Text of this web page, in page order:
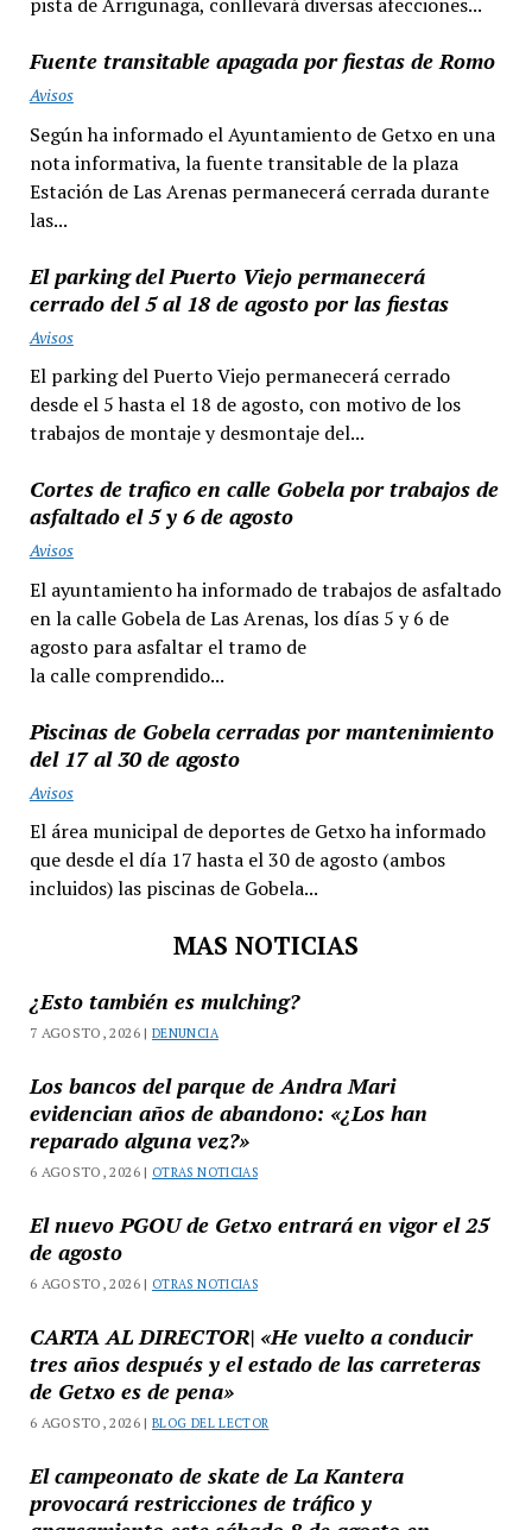
Fuente transitable apagada por fiestas de Romo
Avisos
Según ha informado el Ayuntamiento de Getxo en una
nota informativa, la fuente transitable de la plaza
Estación de Las Arenas permanecerá cerrada durante
las...
El parking del Puerto Viejo permanecerá
cerrado del 5 al 18 de agosto por las fiestas
Avisos
El parking del Puerto Viejo permanecerá cerrado
desde el 5 hasta el 18 de agosto, con motivo de los
trabajos de montaje y desmontaje del...
Cortes de trafico en calle Gobela por trabajos de
asfaltado el 5 y 6 de agosto
Avisos
El ayuntamiento ha informado de trabajos de asfaltado
en la calle Gobela de Las Arenas, los días 5 y 6 de
agosto para asfaltar el tramo de
la calle comprendido...
Piscinas de Gobela cerradas por mantenimiento
del 17 al 30 de agosto
Avisos
El área municipal de deportes de Getxo ha informado
que desde el día 17 hasta el 30 de agosto (ambos
incluidos) las piscinas de Gobela...
MAS NOTICIAS
¿Esto también es mulching?
7 AGOSTO, 2026 |DENUNCIA
Los bancos del parque de Andra Mari
evidencian años de abandono: «¿Los han
reparado alguna vez?»
6 AGOSTO, 2026 | OTRAS NOTICIAS
El nuevo PGOU de Getxo entrará en vigor el 25
de agosto
6 AGOSTO, 2026 | OTRAS NOTICIAS
CARTA AL DIRECTOR| «He vuelto a conducir
tres años después y el estado de las carreteras
de Getxo es de pena»
6 AGOSTO, 2026 |BLOG DEL LECTOR
El campeonato de skate de La Kantera
provocará restricciones de tráfico y